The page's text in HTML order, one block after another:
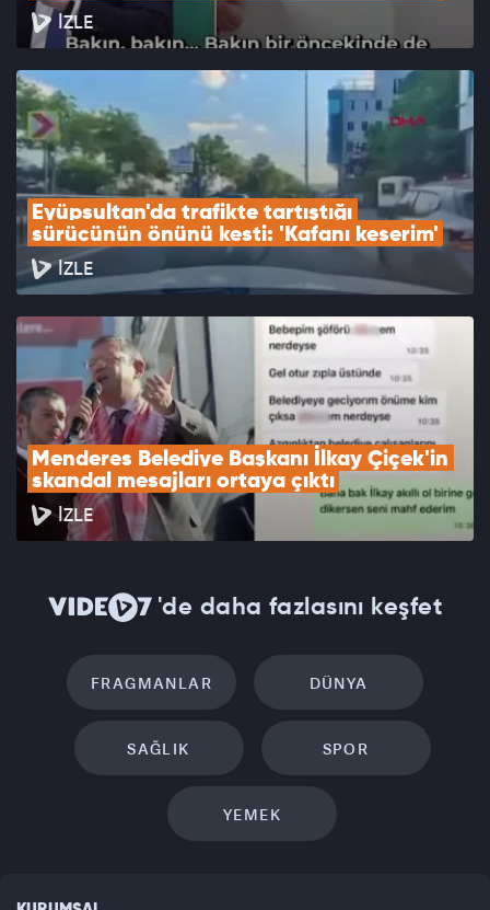
İZLE
Eyüpsultan'da trafikte tartıştığı
sürücünün önünü kesti: 'Kafanı keserim'
İZLE
Menderes Belediye Başkanı İlkay Çiçek'in
skandal mesajları ortaya çıktı
İZLE
'de daha fazlasını keşfet
FRAGMANLAR DÜNYA
SAĞLIK SPOR
YEMEK